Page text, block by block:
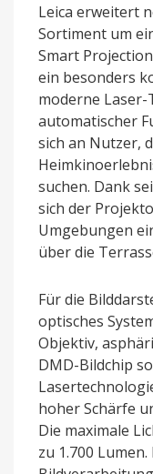
Leica erweitert
Sortiment um
Smart
ein besonders
moderne
automatischer
sich an Nutzer,
suchen. Dank
sich der
Umgebungen
über die
Für die
optisches
Objektiv,
DMD-Bildchip
hoher Schärfe
Die maximale
zu 1.700